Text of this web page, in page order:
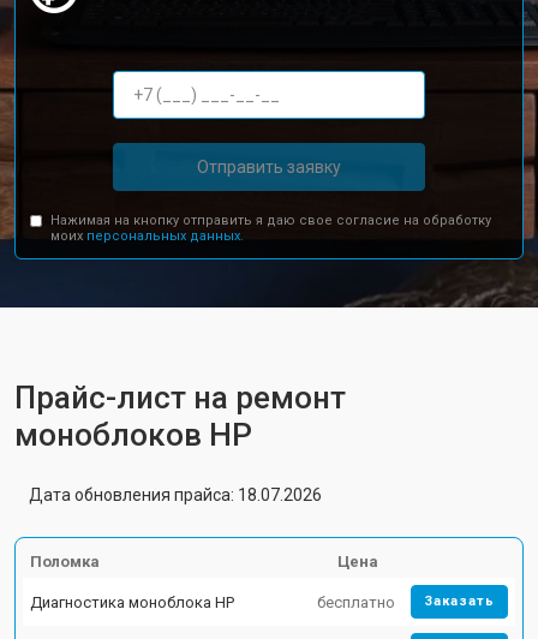
Отправить заявку
Нажимая на кнопку отправить я даю свое согласие на обработку
моих персональных данных.
Прайс-лист на ремонт
моноблоков HP
Дата обновления прайса: 18.07.2026
Поломка Цена
Диагностика моноблока HP бесплатно Заказать